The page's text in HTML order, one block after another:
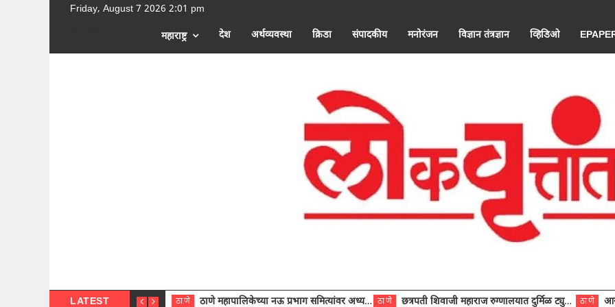
Friday, August 7 2026 2:01 pm
महाराष्ट्र देश अर्थव्यवस्था क्रिडा संपादकीय मनोरंजन विज्ञान तंत्रज्ञान व्हिडिओ
LATEST ठाणे ठाणे महापालिकेच्या नऊ प्रभाग समित्यांवर अध्यक्ष विराजमान ठाणे छत्रपती शिवाजी महाराज रुग्णालयात दुर्मिळ ट्युमरची यशस्वी शस्त्रक्रिया ठाणे आरोग्य